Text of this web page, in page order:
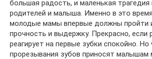
большая радость, и маленькая трагедия
родителей и малыша. Именно в это
молодые мамы впервые должны пройти
прочность и выдержку. Прекрасно, если
реагирует на первые зубки спокойно.
прорезывания зубов приносят малышам